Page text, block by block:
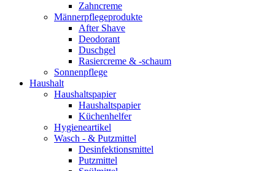
Zahncreme
Männerpflegeprodukte
After Shave
Deodorant
Duschgel
Rasiercreme & -schaum
Sonnenpflege
Haushalt
Haushaltspapier
Haushaltspapier
Küchenhelfer
Hygieneartikel
Wasch - & Putzmittel
Desinfektionsmittel
Putzmittel